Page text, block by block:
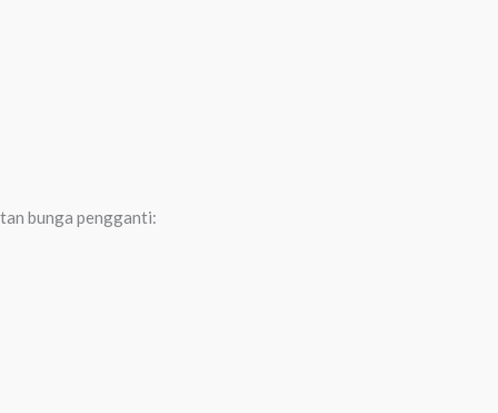
bunga pengganti: